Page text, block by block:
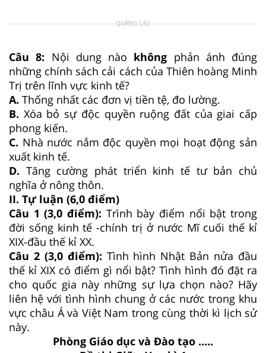
QUẢNG CÁO
Câu 8: Nội dung nào không phản ánh đúng
những chính sách cải cách của Thiên hoàng Minh
Trị trên lĩnh vực kinh tế?
A. Thống nhất các đơn vị tiền tệ, đo lường.
B. Xóa bỏ sự độc quyền ruộng đất của giai cấp
phong kiến.
C. Nhà nước nắm độc quyền mọi hoạt động sản
xuất kinh tế.
D. Tăng cường phát triển kinh tế tư bản chủ
nghĩa ở nông thôn.
II. Tự luận (6,0 điểm)
Câu 1 (3,0 điểm): Trình bày điểm nổi bật trong
đời sống kinh tế -chính trị ở nước Mĩ cuối thế kỉ
XIX-đầu thế kỉ XX.
Câu 2 (3,0 điểm): Tình hình Nhật Bản nửa đầu
thế kỉ XIX có điểm gì nổi bật? Tình hình đó đặt ra
cho quốc gia này những sự lựa chọn nào? Hãy
liên hệ với tình hình chung ở các nước trong khu
vực châu Á và Việt Nam trong cùng thời kì lịch sử
này.
Phòng Giáo dục và Đào tạo .....